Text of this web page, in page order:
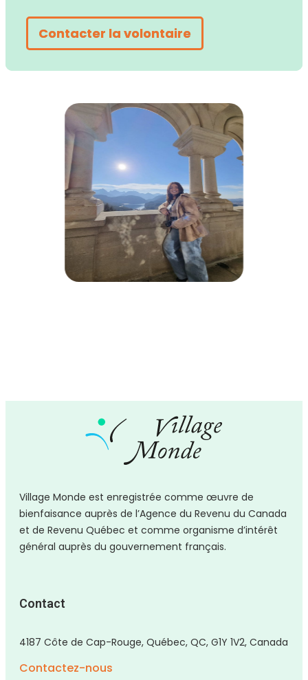
Contacter la volontaire
Village Monde est enregistrée comme œuvre de
bienfaisance auprès de l’Agence du Revenu du Canada
et de Revenu Québec et comme organisme d’intérêt
général auprès du gouvernement français.
Contact
4187 Côte de Cap-Rouge, Québec, QC, G1Y 1V2, Canada
Contactez-nous